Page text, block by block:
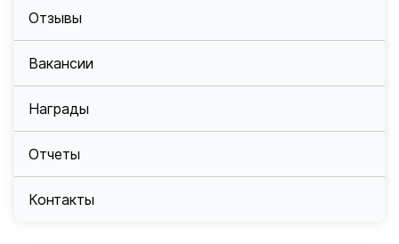
Отзывы
Вакансии
Награды
Отчеты
Контакты